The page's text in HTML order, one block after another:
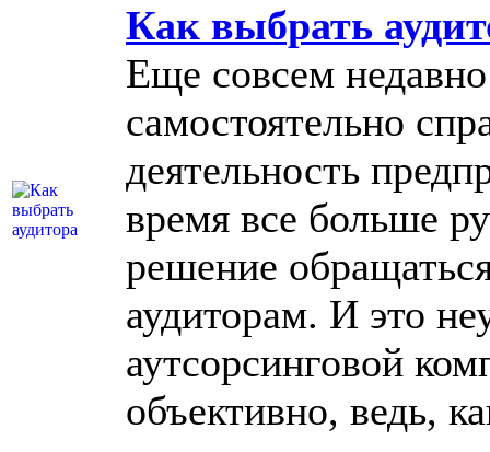
Как выбрать
Еще совсем
самостоятельно
деятельность
время все больше
решение
аудиторам. И это
аутсорсинговой
объективно, ведь,